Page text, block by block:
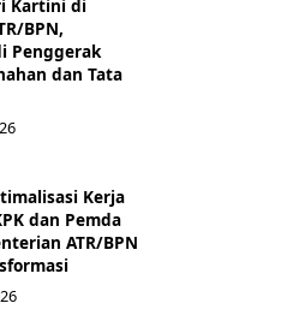
Kartini di
BPN,
Penggerak
dan Tata
Kerja
dan Pemda
ATR/BPN